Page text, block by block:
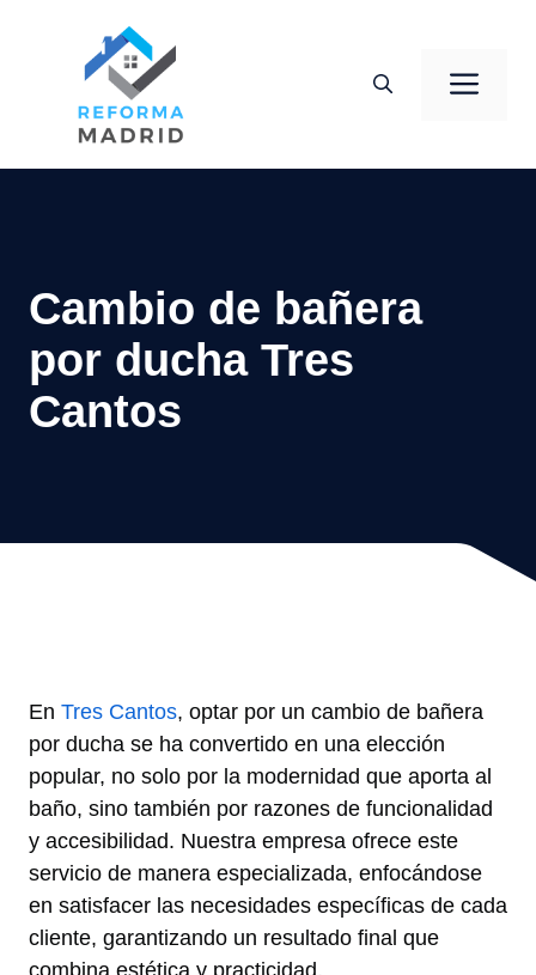
contenido
Cambio de bañera
por ducha Tres
Cantos
En Tres Cantos, optar por un cambio de bañera
por ducha se ha convertido en una elección
popular, no solo por la modernidad que aporta al
baño, sino también por razones de funcionalidad
y accesibilidad. Nuestra empresa ofrece este
servicio de manera especializada, enfocándose
en satisfacer las necesidades específicas de cada
cliente, garantizando un resultado final que